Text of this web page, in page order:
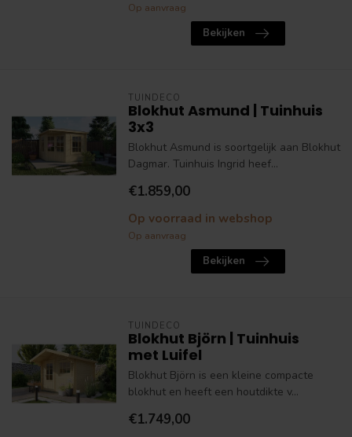
Op aanvraag
Bekijken
TUINDECO
Blokhut Asmund | Tuinhuis
3x3
Blokhut Asmund is soortgelijk aan Blokhut
Dagmar. Tuinhuis Ingrid heef...
€1.859,00
Op voorraad in webshop
Op aanvraag
Bekijken
TUINDECO
Blokhut Björn | Tuinhuis
met Luifel
Blokhut Björn is een kleine compacte
blokhut en heeft een houtdikte v...
€1.749,00